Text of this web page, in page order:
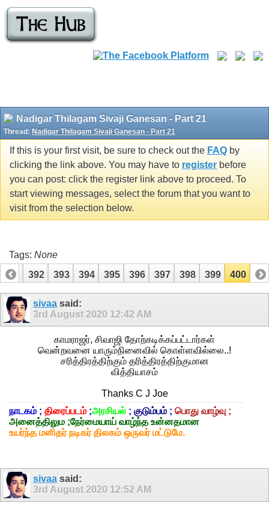
Nadigar Thilagam Sivaji Ganesan - Part 21
Thread: Nadigar Thilagam Sivaji Ganesan - Part 21
If this is your first visit, be sure to check out the FAQ by
clicking the link above. You may have to register before
you can post: click the register link above to proceed. To
start viewing messages, select the forum that you want to
visit from the selection below.
Tags: None
391
392 393 394 395 396 397 398 399 400
sivaa said:
3rd August 2020 12:42 AM
காமராஜர், சிவாஜி தோற்கடிக்கப்பட்டார்கள்
வென்றவனை யாரும்நினைவில் கொள்ளவில்லை..!
சரித்திரத்திற்கும் தரித்திரத்திற்குமான
வித்தியாசம்
Thanks C J Joe
நாடகம் ; திரைப்படம் ;அரசியல் ; குடும்பம் ; பொது வாழ்வு ;
அனைத்திலும ;நேர்மையாய் வாழ்ந்த உன்னதமான
உயர்ந்த மனிதர் நடிகர் திலகம் ஒருவர் மட்டுமே.
sivaa said:
3rd August 2020 12:52 AM